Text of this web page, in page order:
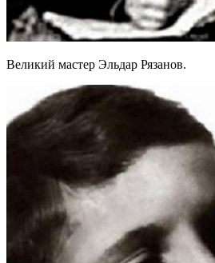
Великий мастер Эльдар Рязанов.